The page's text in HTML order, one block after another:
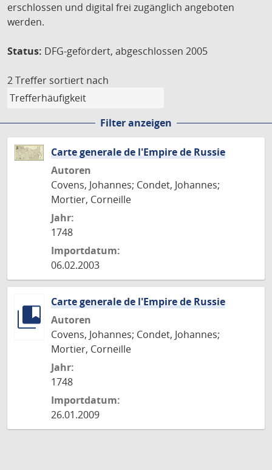
erschlossen und digital frei zugänglich angeboten
werden.
Status: DFG-gefördert, abgeschlossen 2005
2 Treffer sortiert nach
Filter anzeigen
Carte generale de l'Empire de Russie
Autoren
Covens, Johannes; Condet, Johannes;
Mortier, Corneille
Jahr:
1748
Importdatum:
06.02.2003
Carte generale de l'Empire de Russie
Autoren
Covens, Johannes; Condet, Johannes;
Mortier, Corneille
Jahr:
1748
Importdatum:
26.01.2009